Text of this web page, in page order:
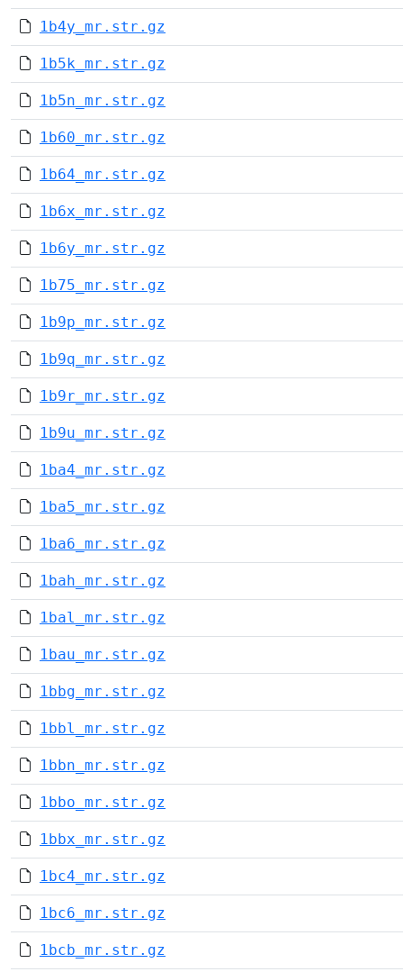
1b4y_mr.str.gz
1b5k_mr.str.gz
1b5n_mr.str.gz
1b60_mr.str.gz
1b64_mr.str.gz
1b6x_mr.str.gz
1b6y_mr.str.gz
1b75_mr.str.gz
1b9p_mr.str.gz
1b9q_mr.str.gz
1b9r_mr.str.gz
1b9u_mr.str.gz
1ba4_mr.str.gz
1ba5_mr.str.gz
1ba6_mr.str.gz
1bah_mr.str.gz
1bal_mr.str.gz
1bau_mr.str.gz
1bbg_mr.str.gz
1bbl_mr.str.gz
1bbn_mr.str.gz
1bbo_mr.str.gz
1bbx_mr.str.gz
1bc4_mr.str.gz
1bc6_mr.str.gz
1bcb_mr.str.gz